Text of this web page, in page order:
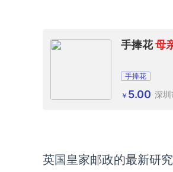
手捧花母
手捧花
￥ 5.00 深圳
英国皇家邮政的最新研究